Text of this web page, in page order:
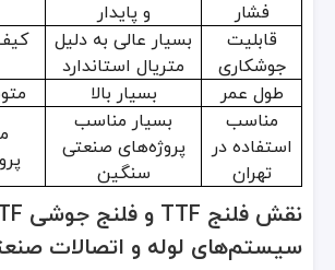
فشار
و پایدار
قابلیت
جوشکاری
بسیار عالی به دلیل
متریال استاندارد
طول عمر
بسیار بالا
مناسب
استفاده در
تهران
بسیار مناسب
پروژه‌های صنعتی
سنگین
سیستم‌های لوله و اتصالات